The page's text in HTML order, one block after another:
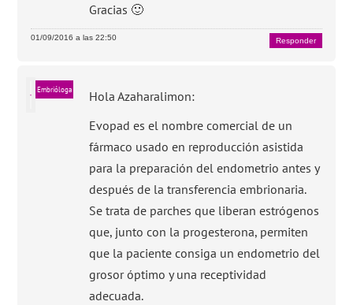
Gracias 🙂
01/09/2016 a las 22:50 Responder
Embrióloga
Hola Azaharalimon:
Evopad es el nombre comercial de un
fármaco usado en reproducción asistida
para la preparación del endometrio antes y
después de la transferencia embrionaria.
Se trata de parches que liberan estrógenos
que, junto con la progesterona, permiten
que la paciente consiga un endometrio del
grosor óptimo y una receptividad
adecuada.